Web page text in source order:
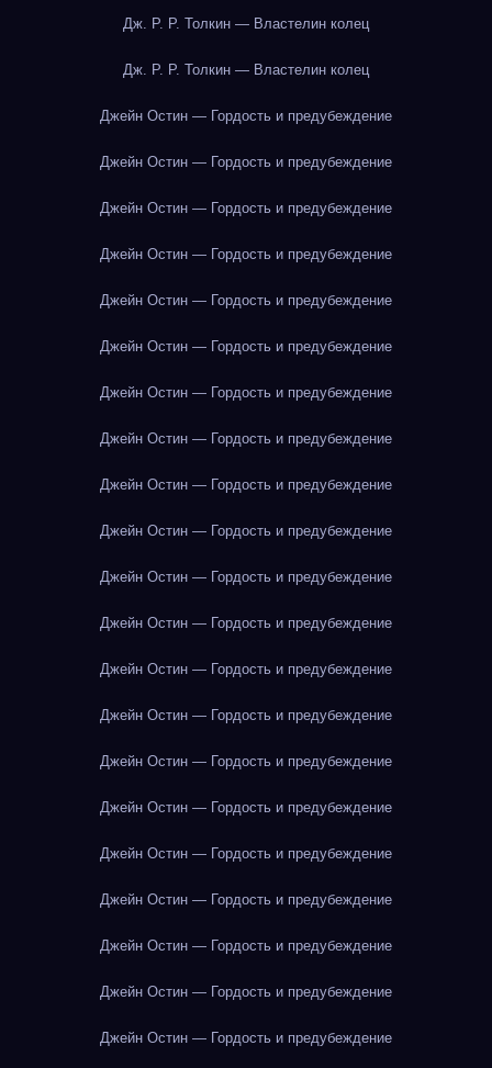
Дж. Р. Р. Толкин — Властелин колец
Дж. Р. Р. Толкин — Властелин колец
Джейн Остин — Гордость и предубеждение
Джейн Остин — Гордость и предубеждение
Джейн Остин — Гордость и предубеждение
Джейн Остин — Гордость и предубеждение
Джейн Остин — Гордость и предубеждение
Джейн Остин — Гордость и предубеждение
Джейн Остин — Гордость и предубеждение
Джейн Остин — Гордость и предубеждение
Джейн Остин — Гордость и предубеждение
Джейн Остин — Гордость и предубеждение
Джейн Остин — Гордость и предубеждение
Джейн Остин — Гордость и предубеждение
Джейн Остин — Гордость и предубеждение
Джейн Остин — Гордость и предубеждение
Джейн Остин — Гордость и предубеждение
Джейн Остин — Гордость и предубеждение
Джейн Остин — Гордость и предубеждение
Джейн Остин — Гордость и предубеждение
Джейн Остин — Гордость и предубеждение
Джейн Остин — Гордость и предубеждение
Джейн Остин — Гордость и предубеждение